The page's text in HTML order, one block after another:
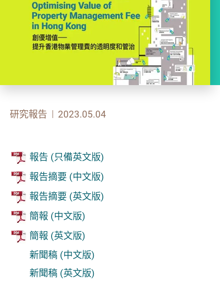
研究報告 2023.05.04
報告 (只備英文版)
報告摘要 (中文版)
報告摘要 (英文版)
簡報 (中文版)
簡報 (英文版)
新聞稿 (中文版)
新聞稿 (英文版)